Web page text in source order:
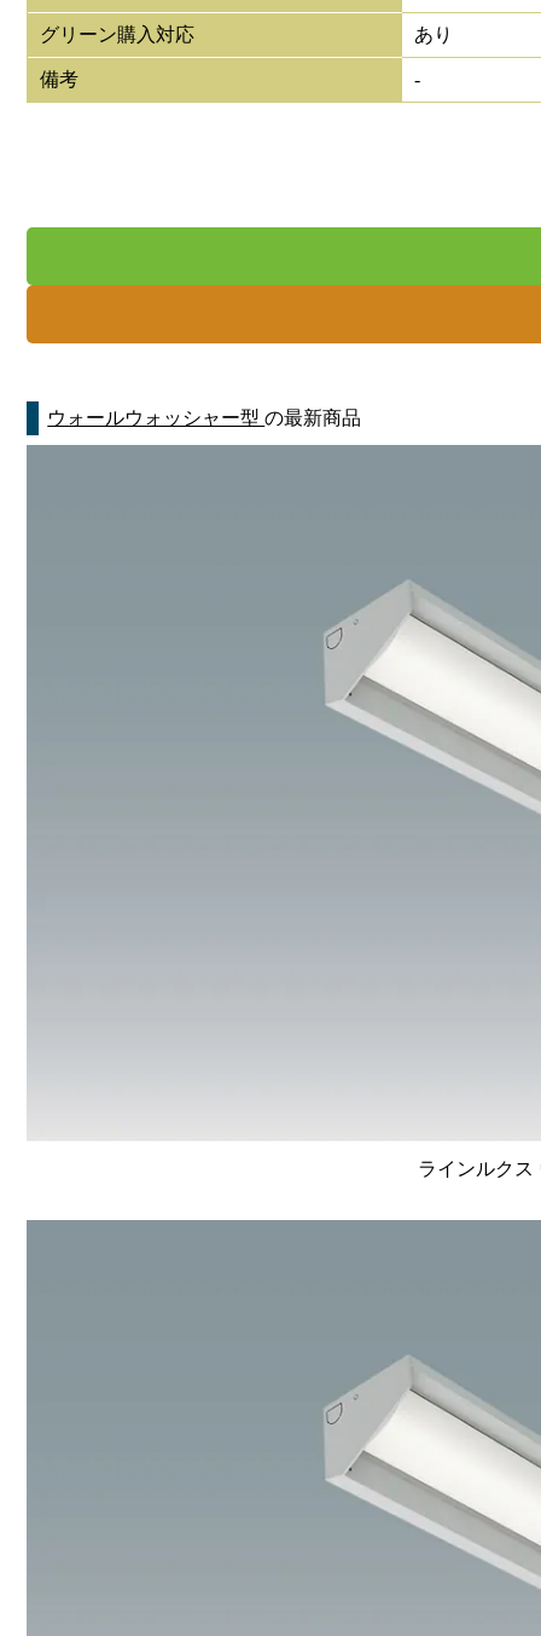
グリーン購入対応 あり
備考 -
ウォールウォッシャー型の最新商品
ラインルクス